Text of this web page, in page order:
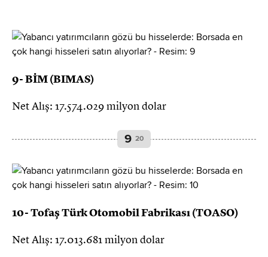
9- BİM (BIMAS)
Net Alış: 17.574.029 milyon dolar
9 20
10- Tofaş Türk Otomobil Fabrikası (TOASO)
Net Alış: 17.013.681 milyon dolar